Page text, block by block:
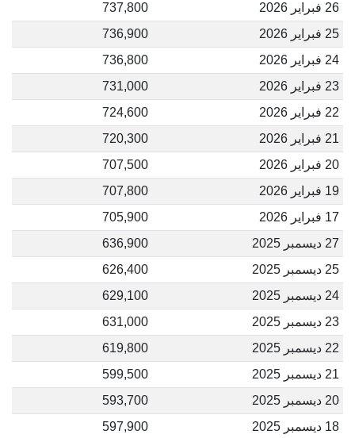
26 فبراير 2026
737,800
25 فبراير 2026
736,900
24 فبراير 2026
736,800
23 فبراير 2026
731,000
22 فبراير 2026
724,600
21 فبراير 2026
720,300
20 فبراير 2026
707,500
19 فبراير 2026
707,800
17 فبراير 2026
705,900
27 ديسمبر 2025
636,900
25 ديسمبر 2025
626,400
24 ديسمبر 2025
629,100
23 ديسمبر 2025
631,000
22 ديسمبر 2025
619,800
21 ديسمبر 2025
599,500
20 ديسمبر 2025
593,700
18 ديسمبر 2025
597,900